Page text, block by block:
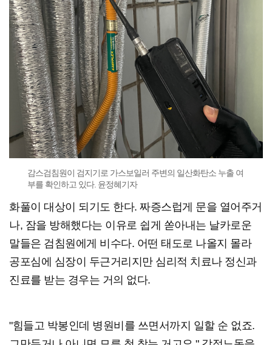
감스검침원이 검지기로 가스보일러 주변의 일산화탄소 누출 여
부를 확인하고 있다. 윤정혜기자
화풀이 대상이 되기도 한다. 짜증스럽게 문을 열어주거
나, 잠을 방해했다는 이유로 쉽게 쏟아내는 날카로운
말들은 검침원에게 비수다. 어떤 태도로 나올지 몰라
공포심에 심장이 두근거리지만 심리적 치료나 정신과
진료를 받는 경우는 거의 없다.
"힘들고 박봉인데 병원비를 쓰면서까지 일할 순 없죠.